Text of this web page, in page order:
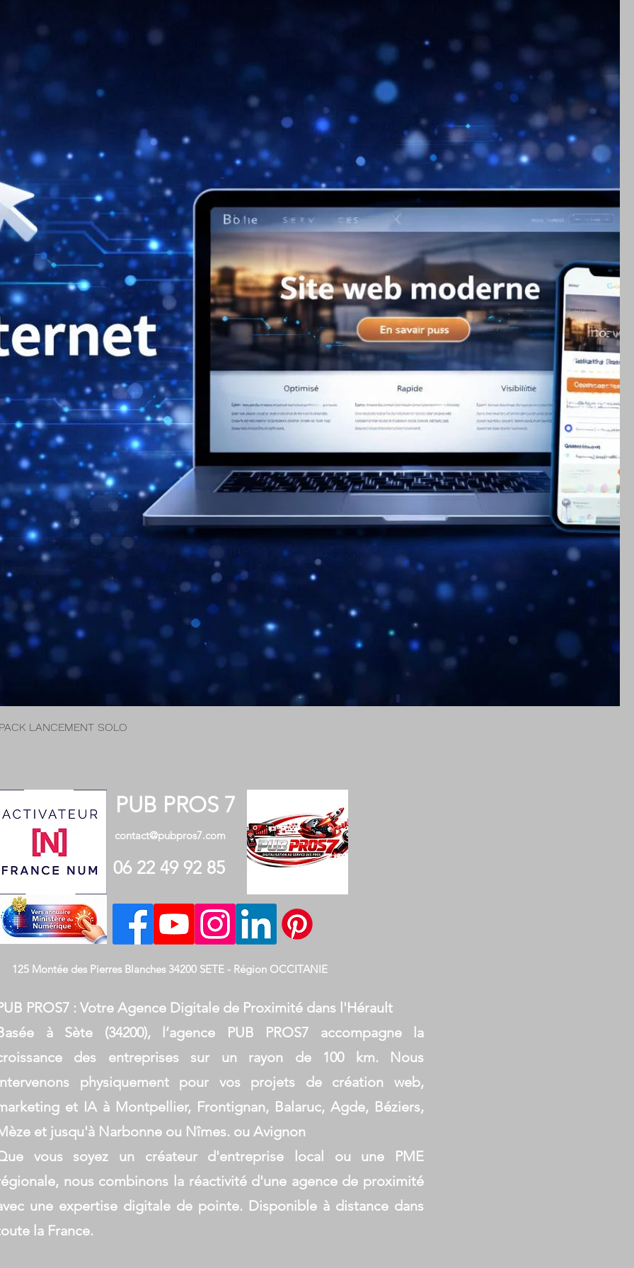
LANCEMENT SOLO
PUB PROS 7
contact@pubpros7.com
06 22 49 92 85
125 Montée des Pierres Blanches 34200 SETE - Région OCCITANIE
PROS7 : Votre Agence Digitale de Proximité dans l'Hérault
à Sète (34200), l’agence PUB PROS7 accompagne la
des entreprises sur un rayon de 100 km. Nous
physiquement pour vos projets de création web,
et IA à Montpellier, Frontignan, Balaruc, Agde, Béziers,
et jusqu'à Narbonne ou Nîmes. ou Avignon
vous soyez un créateur d'entreprise local ou une PME
nous combinons la réactivité d'une agence de proximité
une expertise digitale de pointe. Disponible à distance dans
la France.